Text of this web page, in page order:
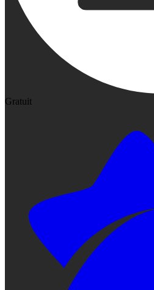
Gratuit